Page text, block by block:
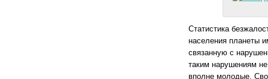
Статистика
населения планеты
связанную с
таким нарушениям
вполне молодые.